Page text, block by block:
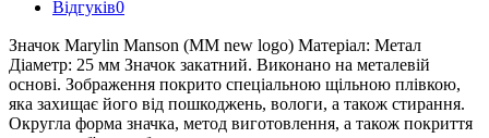
Відгуків0
Значок Marylin Manson (MM new logo) Матеріал: Метал
Діаметр: 25 мм Значок закатний. Виконано на металевій
основі. Зображення покрито спеціальною щільною плівкою,
яка захищає його від пошкоджень, вологи, а також стирання.
Округла форма значка, метод виготовлення, а також покриття